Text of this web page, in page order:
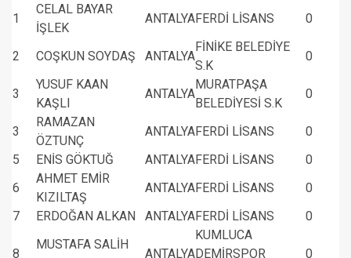
1
CELAL BAYAR
İŞLEK
ANTALYAFERDİ LİSANS 0
2 COŞKUN SOYDAŞ ANTALYA
FİNİKE BELEDİYE
S.K
0
3
YUSUF KAAN
KAŞLI
ANTALYA
MURATPAŞA
BELEDİYESİ S.K
0
3
RAMAZAN
ÖZTUNÇ
ANTALYAFERDİ LİSANS
0
5
ENİS GÖKTUĞ ANTALYAFERDİ LİSANS
0
6
AHMET EMİR
KIZILTAŞ
ANTALYAFERDİ LİSANS
0
7
ERDOĞAN ALKAN ANTALYAFERDİ LİSANS 0
8
MUSTAFA SALİH
ANTALYA
KUMLUCA
DEMİRSPOR
0